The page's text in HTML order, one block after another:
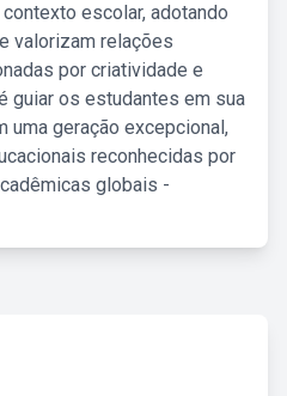
escolar, adotando
valorizam relações
por criatividade e
guiar os estudantes em sua
uma geração excepcional,
reconhecidas por
globais -